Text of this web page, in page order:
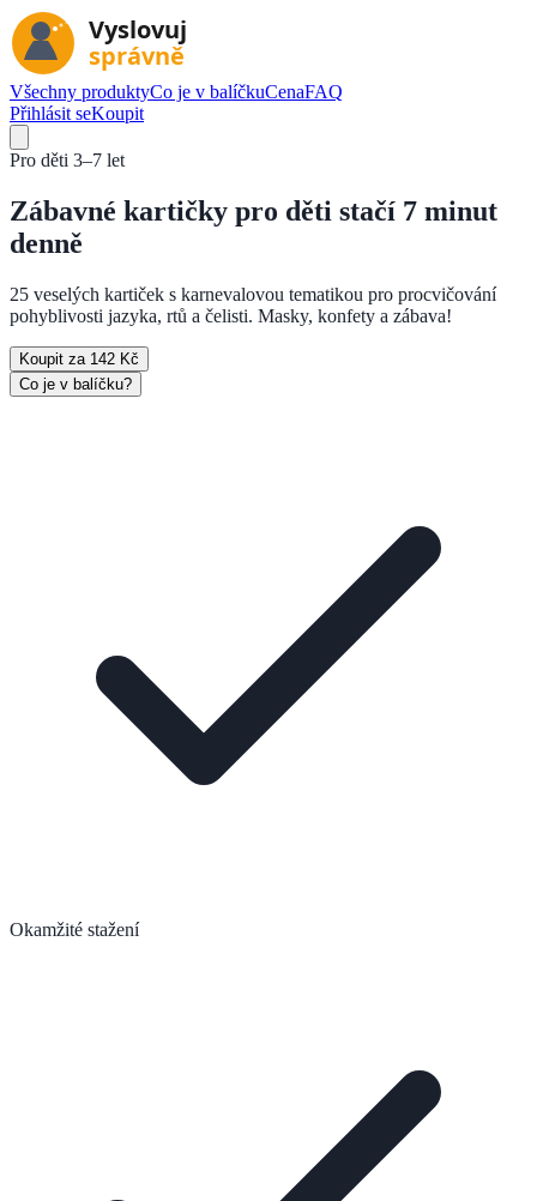
Všechny produktyCo je v balíčkuCenaFAQ
Přihlásit seKoupit
Pro děti 3–7 let
Zábavné kartičky pro děti stačí 7 minut
denně
25 veselých kartiček s karnevalovou tematikou pro procvičování
pohyblivosti jazyka, rtů a čelisti. Masky, konfety a zábava!
Koupit za 142 Kč
Co je v balíčku?
Okamžité stažení